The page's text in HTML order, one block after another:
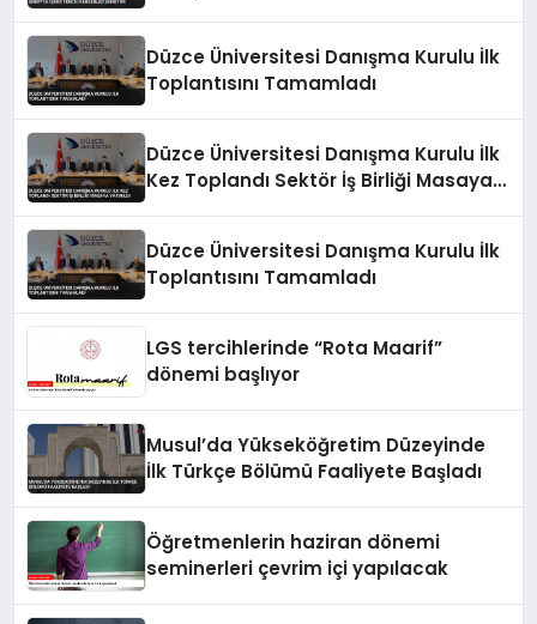
Düzce Üniversitesi Danışma Kurulu İlk
Toplantısını Tamamladı
Düzce Üniversitesi Danışma Kurulu İlk
Kez Toplandı Sektör İş Birliği Masaya
Düzce Üniversitesi Danışma Kurulu İlk
Toplantısını Tamamladı
LGS tercihlerinde “Rota Maarif”
dönemi başlıyor
Musul’da Yükseköğretim Düzeyinde
İlk Türkçe Bölümü Faaliyete Başladı
Öğretmenlerin haziran dönemi
seminerleri çevrim içi yapılacak